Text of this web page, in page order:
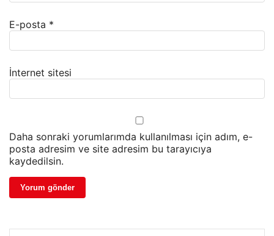
E-posta *
İnternet sitesi
Daha sonraki yorumlarımda kullanılması için adım, e-
posta adresim ve site adresim bu tarayıcıya
kaydedilsin.